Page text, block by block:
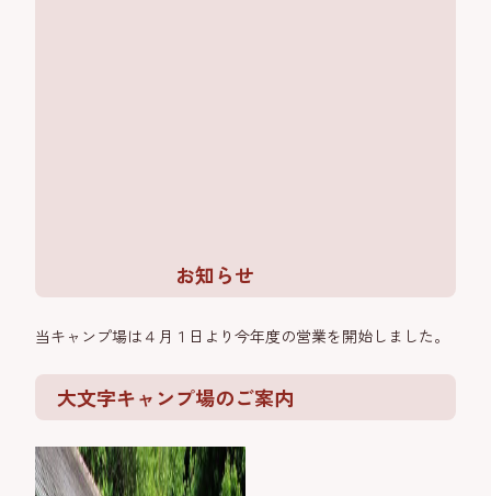
お知らせ
当キャンプ場は４月１日より今年度の営業を開始しました。
大文字キャンプ場のご案内